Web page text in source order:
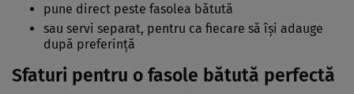
pune direct peste fasolea bătută
sau servi separat, pentru ca fiecare să își adauge
după preferință
Sfaturi pentru o fasole bătută perfectă